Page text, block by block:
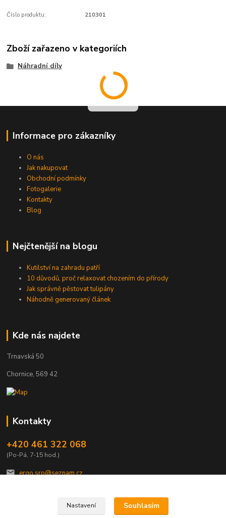
Číslo produktu: 210301
Zboží zařazeno v kategoriích
Náhradní díly
Informace pro zákazníky
O nás
Jak nakupovat
Obchodní podmínky
Fotogalerie
Kontakty
Blog
Nejčtenější na blogu
Kutilství na zahradu patří
10 důvodů, proč relaxovat chozením do přírody
Jak správně pěstovat tulipány
Náhodně generovaný článek
Kde nás najdete
Trnavská 50
Chornice, 569 42
Kontakty
+420 461 322 068
(Po-Pá, 7-15 hod.)
ergo.sro@seznam.cz
Nastavení Souhlasím